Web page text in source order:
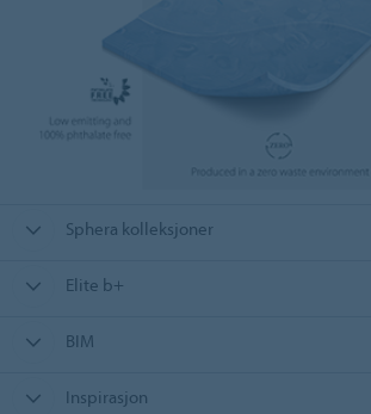
Sphera kolleksjoner
Elite b+
BIM
Inspirasjon